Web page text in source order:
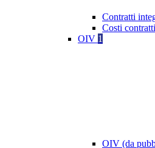
Contratti
Costi
OIV 1
OIV (da